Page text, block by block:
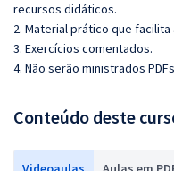
recursos didáticos.
2. Material prático que
3. Exercícios comentados.
4. Não serão ministrados
Conteúdo deste